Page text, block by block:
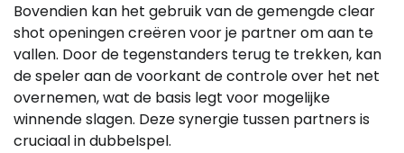
Bovendien kan het gebruik van de gemengde clear
shot openingen creëren voor je partner om aan te
vallen. Door de tegenstanders terug te trekken, kan
de speler aan de voorkant de controle over het net
overnemen, wat de basis legt voor mogelijke
winnende slagen. Deze synergie tussen partners is
cruciaal in dubbelspel.